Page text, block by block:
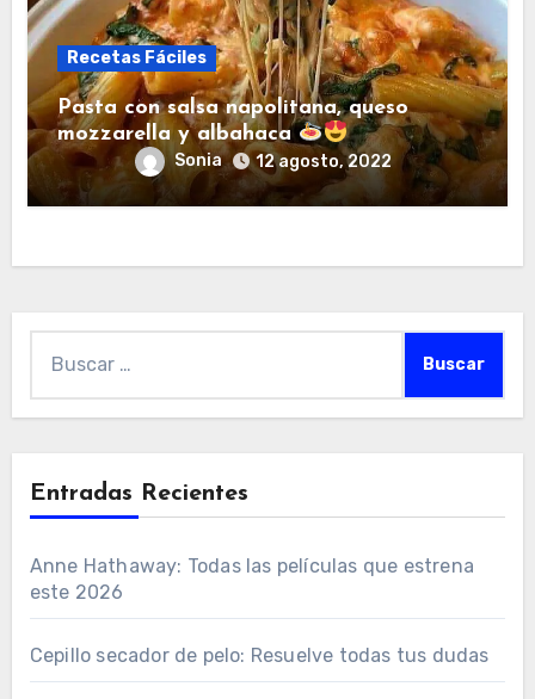
Recetas Fáciles
Pasta con salsa napolitana, queso
mozzarella y albahaca
Sonia 12 agosto, 2022
Entradas Recientes
Anne Hathaway: Todas las películas que estrena
este 2026
Cepillo secador de pelo: Resuelve todas tus dudas